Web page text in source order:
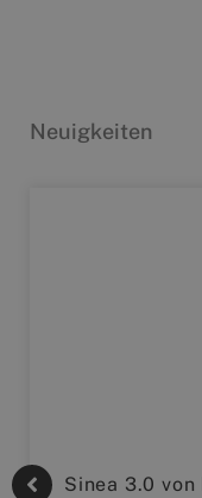
Neuigkeiten
Sinea 3.0